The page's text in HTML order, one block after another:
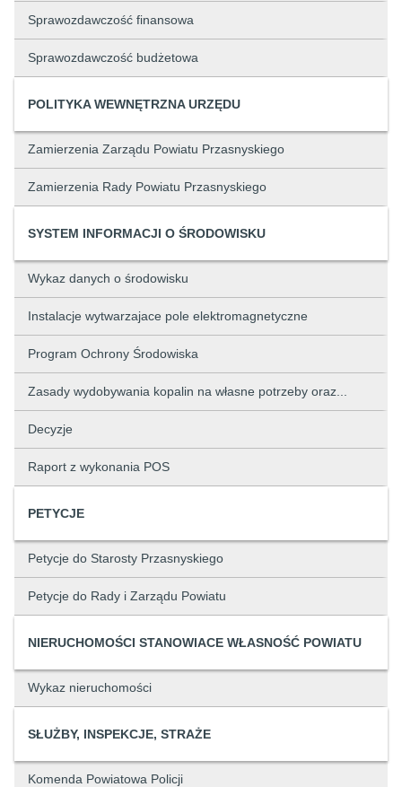
Sprawozdawczość finansowa
Sprawozdawczość budżetowa
POLITYKA WEWNĘTRZNA URZĘDU
Zamierzenia Zarządu Powiatu Przasnyskiego
Zamierzenia Rady Powiatu Przasnyskiego
SYSTEM INFORMACJI O ŚRODOWISKU
Wykaz danych o środowisku
Instalacje wytwarzajace pole elektromagnetyczne
Program Ochrony Środowiska
Zasady wydobywania kopalin na własne potrzeby oraz...
Decyzje
Raport z wykonania POS
PETYCJE
Petycje do Starosty Przasnyskiego
Petycje do Rady i Zarządu Powiatu
NIERUCHOMOŚCI STANOWIACE WŁASNOŚĆ POWIATU
Wykaz nieruchomości
SŁUŻBY, INSPEKCJE, STRAŻE
Komenda Powiatowa Policji